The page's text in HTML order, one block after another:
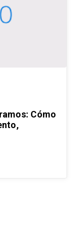
Cómo